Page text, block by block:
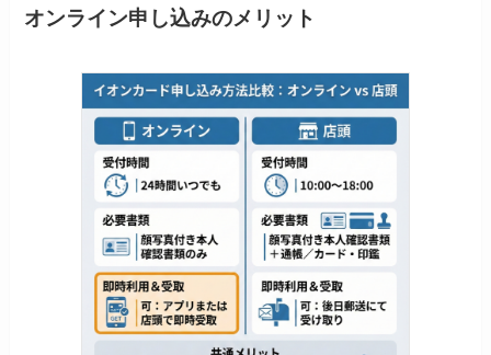
オンライン申し込みのメリット